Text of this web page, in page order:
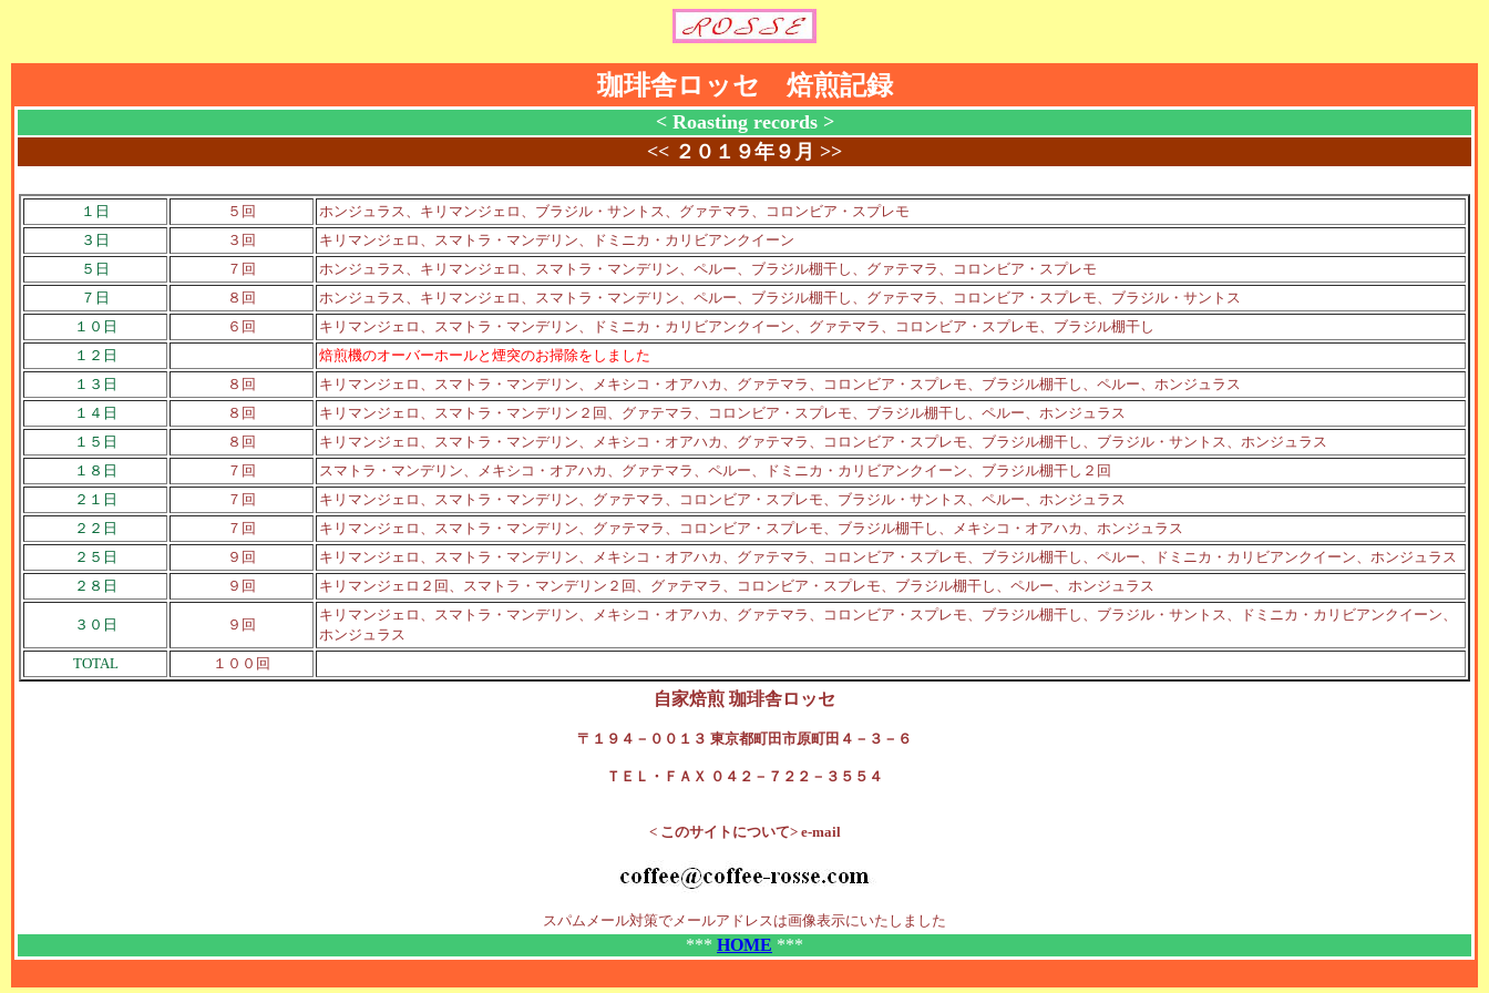
珈琲舎ロッセ 焙煎記録
< Roasting records >
<< ２０１９年９月 >>
１日 ５回
ホンジュラス、キリマンジェロ、ブラジル・サントス、グァテマラ、コロンビア・スプレモ
３日
３回
キリマンジェロ、スマトラ・マンデリン、ドミニカ・カリビアンクイーン
５日
７回
ホンジュラス、キリマンジェロ、スマトラ・マンデリン、ペルー、ブラジル棚干し、グァテマラ、コロンビア・スプレモ
７日
８回
ホンジュラス、キリマンジェロ、スマトラ・マンデリン、ペルー、ブラジル棚干し、グァテマラ、コロンビア・スプレモ、ブラジル・サントス
１０日
６回
キリマンジェロ、スマトラ・マンデリン、ドミニカ・カリビアンクイーン、グァテマラ、コロンビア・スプレモ、ブラジル棚干し
１２日
焙煎機のオーバーホールと煙突のお掃除をしました
１３日
８回
キリマンジェロ、スマトラ・マンデリン、メキシコ・オアハカ、グァテマラ、コロンビア・スプレモ、ブラジル棚干し、ペルー、ホンジュラス
１４日
８回
キリマンジェロ、スマトラ・マンデリン２回、グァテマラ、コロンビア・スプレモ、ブラジル棚干し、ペルー、ホンジュラス
１５日
８回
キリマンジェロ、スマトラ・マンデリン、メキシコ・オアハカ、グァテマラ、コロンビア・スプレモ、ブラジル棚干し、ブラジル・サントス、ホンジュラス
１８日
７回
スマトラ・マンデリン、メキシコ・オアハカ、グァテマラ、ペルー、ドミニカ・カリビアンクイーン、ブラジル棚干し２回
２１日
７回
キリマンジェロ、スマトラ・マンデリン、グァテマラ、コロンビア・スプレモ、ブラジル・サントス、ペルー、ホンジュラス
２２日
７回
キリマンジェロ、スマトラ・マンデリン、グァテマラ、コロンビア・スプレモ、ブラジル棚干し、メキシコ・オアハカ、ホンジュラス
２５日
９回
キリマンジェロ、スマトラ・マンデリン、メキシコ・オアハカ、グァテマラ、コロンビア・スプレモ、ブラジル棚干し、ペルー、ドミニカ・カリビアンクイーン、ホンジュラス
２８日
９回 キリマンジェロ２回、スマトラ・マンデリン２回、グァテマラ、コロンビア・スプレモ、ブラジル棚干し、ペルー、ホンジュラス
３０日 ９回
キリマンジェロ、スマトラ・マンデリン、メキシコ・オアハカ、グァテマラ、コロンビア・スプレモ、ブラジル棚干し、ブラジル・サントス、ドミニカ・カリビアンクイーン、
ホンジュラス
TOTAL
１００回
自家焙煎 珈琲舎ロッセ
〒１９４－００１３ 東京都町田市原町田４－３－６
ＴＥＬ・ＦＡＸ ０４２－７２２－３５５４
< このサイトについて> e-mail
スパムメール対策でメールアドレスは画像表示にいたしました
*** HOME ***